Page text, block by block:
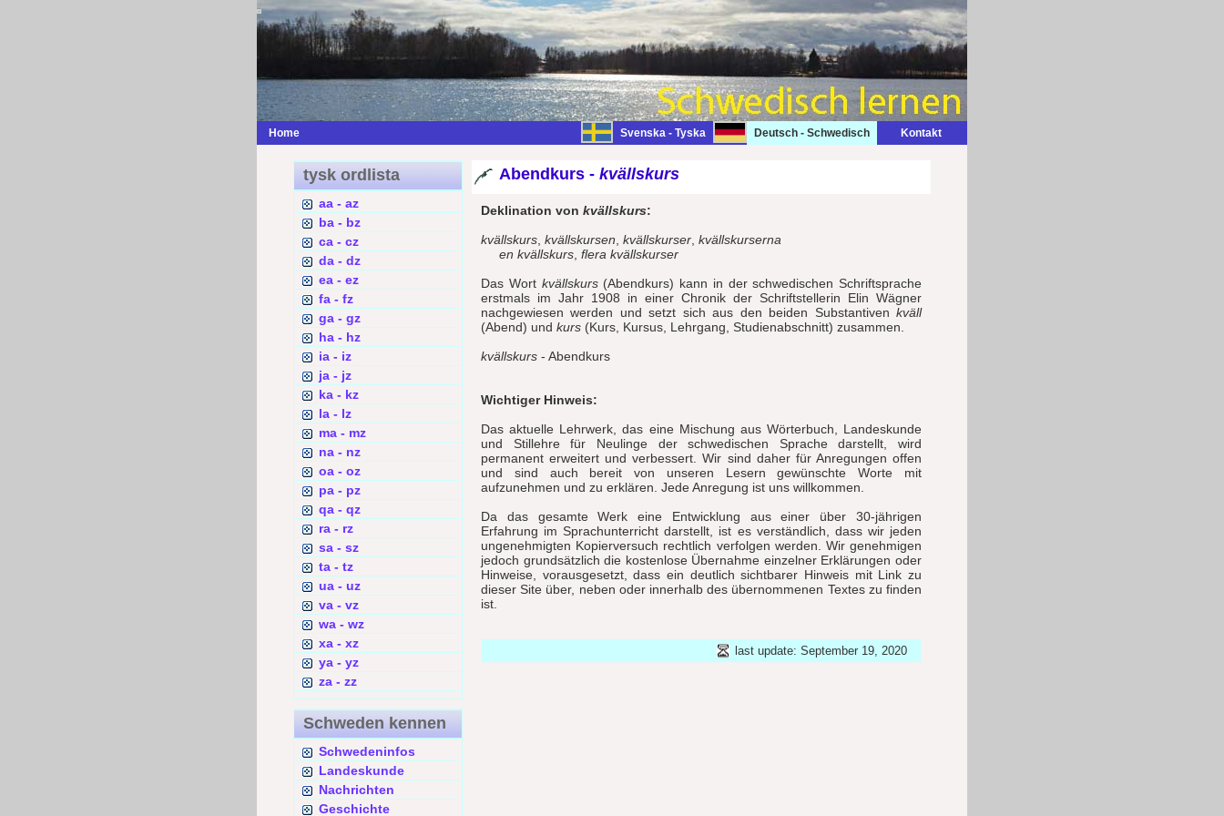
Home Svenska - Tyska Deutsch - Schwedisch Kontakt
tysk ordlista
aa - az
ba - bz
ca - cz
da - dz
ea - ez
fa - fz
ga - gz
ha - hz
ia - iz
ja - jz
ka - kz
la - lz
ma - mz
na - nz
oa - oz
pa - pz
qa - qz
ra - rz
sa - sz
ta - tz
ua - uz
va - vz
wa - wz
xa - xz
ya - yz
za - zz
Schweden kennen
Schwedeninfos
Landeskunde
Nachrichten
Geschichte
Abendkurs - kvällskurs
Deklination von kvällskurs:
kvällskurs kvällskursen kvällskurser kvällskurserna
en kvällskurs flera kvällskurser
Das Wort kvällskurs(Abendkurs) kann in der schwedischen Schriftsprache
erstmals im Jahr 1908 in einer Chronik der Schriftstellerin Elin Wägner
nachgewiesen werden und setzt sich aus den beiden Substantiven kväll
(Abend) und kurs (Kurs, Kursus, Lehrgang, Studienabschnitt) zusammen.
kvällskurs - Abendkurs
Wichtiger Hinweis:
Das aktuelle Lehrwerk, das eine Mischung aus Wörterbuch, Landeskunde
und Stillehre für Neulinge der schwedischen Sprache darstellt, wird
permanent erweitert und verbessert. Wir sind daher für Anregungen offen
und sind auch bereit von unseren Lesern gewünschte Worte mit
aufzunehmen und zu erklären. Jede Anregung ist uns willkommen.
Da das gesamte Werk eine Entwicklung aus einer über 30-jährigen
Erfahrung im Sprachunterricht darstellt, ist es verständlich, dass wir jeden
ungenehmigten Kopierversuch rechtlich verfolgen werden. Wir genehmigen
jedoch grundsätzlich die kostenlose Übernahme einzelner Erklärungen oder
Hinweise, vorausgesetzt, dass ein deutlich sichtbarer Hinweis mit Link zu
dieser Site über, neben oder innerhalb des übernommenen Textes zu finden
ist.
last update: September 19, 2020